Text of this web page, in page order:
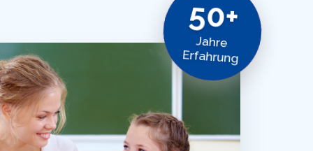
50+
Jahre
Erfahrung